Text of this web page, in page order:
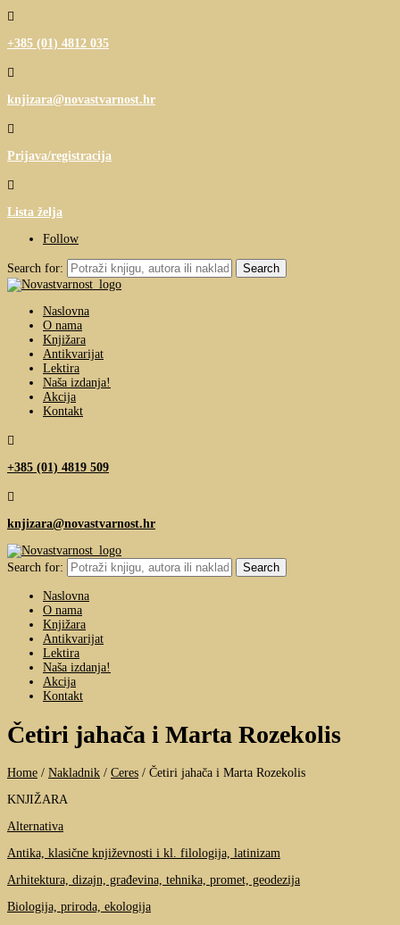

+385 (01) 4812 035

knjizara@novastvarnost.hr

Prijava/registracija

Lista želja
Follow
Search for:
Naslovna
O nama
Knjižara
Antikvarijat
Lektira
Naša izdanja!
Akcija
Kontakt

+385 (01) 4819 509

knjizara@novastvarnost.hr
Search for:
Naslovna
O nama
Knjižara
Antikvarijat
Lektira
Naša izdanja!
Akcija
Kontakt
Četiri jahača i Marta Rozekolis
Home / Nakladnik / Ceres / Četiri jahača i Marta Rozekolis
KNJIŽARA
Alternativa
Antika, klasične književnosti i kl. filologija, latinizam
Arhitektura, dizajn, građevina, tehnika, promet, geodezija
Biologija, priroda, ekologija